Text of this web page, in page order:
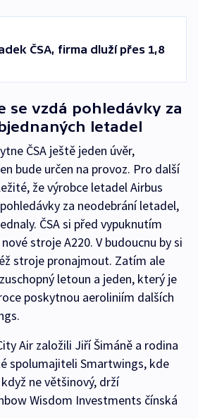
ČSA, firma dluží přes 1,8
se vzdá pohledávky za
letadel
ČSA ještě jeden úvěr,
bude určen na provoz. Pro další
že výrobce letadel Airbus
za neodebrání letadel,
ČSA si před vypuknutím
stroje A220. V budoucnu by si
stroje pronajmout. Zatím ale
letoun a jeden, který je
poskytnou aeroliniím dalších
Air založili Jiří Šimáně a rodina
spolumajiteli Smartwings, kde
ne většinový, drží
Wisdom Investments čínská